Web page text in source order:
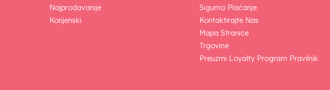
Najprodavanije
Korijenski
Sigurno Plaćanje
Kontaktirajte Nas
Mapa Stranice
Trgovine
Preuzmi Loyalty Program Pravilnik